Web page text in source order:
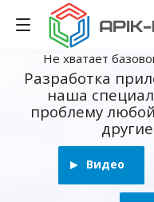
Не хватает
Разработка
наша
проблему
Видео